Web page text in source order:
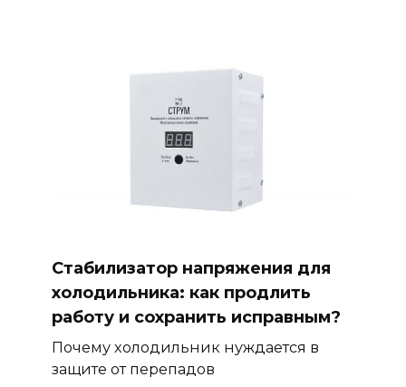
Стабилизатор напряжения для
холодильника: как продлить
работу и сохранить исправным?
Почему холодильник нуждается в
защите от перепадов